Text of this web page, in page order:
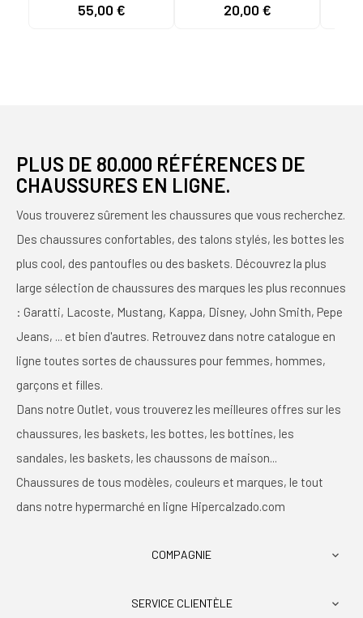
GRIS VARIOS
55,00 €
AZUL
20,00 €
PLUS DE 80.000 RÉFÉRENCES DE
CHAUSSURES EN LIGNE.
Vous trouverez sûrement les chaussures que vous recherchez.
Des chaussures confortables, des talons stylés, les bottes les
plus cool, des pantoufles ou des baskets. Découvrez la plus
large sélection de chaussures des marques les plus reconnues
: Garatti, Lacoste, Mustang, Kappa, Disney, John Smith, Pepe
Jeans, ... et bien d'autres. Retrouvez dans notre catalogue en
ligne toutes sortes de chaussures pour femmes, hommes,
garçons et filles.
Dans notre Outlet, vous trouverez les meilleures offres sur les
chaussures, les baskets, les bottes, les bottines, les
sandales, les baskets, les chaussons de maison...
Chaussures de tous modèles, couleurs et marques, le tout
dans notre hypermarché en ligne Hipercalzado.com
COMPAGNIE 
SERVICE CLIENTÈLE 